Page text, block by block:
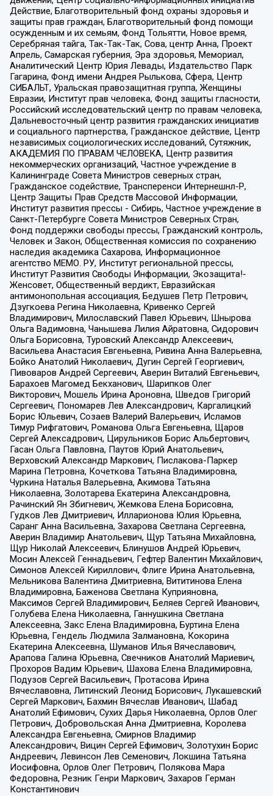
Действие, Благотворительный фонд охраны здоровья и
защиты прав граждан, Благотворительный фонд помощи
осужденным и их семьям, Фонд Тольятти, Новое время,
Серебряная тайга, Так-Так-Так, Сова, центр Анна, Проект
Апрель, Самарская губерния, Эра здоровья, Мемориал,
Аналитический Центр Юрия Левады, Издательство Парк
Гагарина, Фонд имени Андрея Рылькова, Сфера, Центр
СИБАЛЬТ, Уральская правозащитная группа, Женщины
Евразии, Институт прав человека, Фонд защиты гласности,
Российский исследовательский центр по правам человека,
Дальневосточный центр развития гражданских инициатив
и социального партнерства, Гражданское действие, Центр
независимых социологических исследований, Сутяжник,
АКАДЕМИЯ ПО ПРАВАМ ЧЕЛОВЕКА, Центр развития
некоммерческих организаций, Частное учреждение в
Калининграде Совета Министров северных стран,
Гражданское содействие, Трансперенси Интернешнл-Р,
Центр Защиты Прав Средств Массовой Информации,
Институт развития прессы - Сибирь, Частное учреждение в
Санкт-Петербурге Совета Министров Северных Стран,
Фонд поддержки свободы прессы, Гражданский контроль,
Человек и Закон, Общественная комиссия по сохранению
наследия академика Сахарова, Информационное
агентство МЕМО. РУ, Институт региональной прессы,
Институт Развития Свободы Информации, Экозащита!-
Женсовет, Общественный вердикт, Евразийская
антимонопольная ассоциация, Бедушев Петр Петрович,
Дзугкоева Регина Николаевна, Кривенко Сергей
Владимирович, Милославский Павел Юрьевич, Шнырова
Ольга Вадимовна, Чанышева Лилия Айратовна, Сидорович
Ольга Борисовна, Туровский Александр Алексеевич,
Васильева Анастасия Евгеньевна, Ривина Анна Валерьевна,
Бойко Анатолий Николаевич, Дугин Сергей Георгиевич,
Пивоваров Андрей Сергеевич, Аверин Виталий Евгеньевич,
Барахоев Магомед Бекханович, Шарипков Олег
Викторович, Мошель Ирина Ароновна, Шведов Григорий
Сергеевич, Пономарев Лев Александрович, Каргалицкий
Борис Юльевич, Созаев Валерий Валерьевич, Исламов
Тимур Рифгатович, Романова Ольга Евгеньевна, Щаров
Сергей Алексадрович, Цирульников Борис Альбертович,
Гасан Ольга Павловна, Паутов Юрий Анатольевич,
Верховский Александр Маркович, Пислакова-Паркер
Марина Петровна, Кочеткова Татьяна Владимировна,
Чуркина Наталья Валерьевна, Акимова Татьяна
Николаевна, Золотарева Екатерина Александровна,
Рачинский Ян Збигневич, Жемкова Елена Борисовна,
Гудков Лев Дмитриевич, Илларионова Юлия Юрьевна,
Саранг Анна Васильевна, Захарова Светлана Сергеевна,
Аверин Владимир Анатольевич, Щур Татьяна Михайловна,
Щур Николай Алексеевич, Блинушов Андрей Юрьевич,
Мосин Алексей Геннадьевич, Гефтер Валентин Михайлович,
Симонов Алексей Кириллович, Флиге Ирина Анатольевна,
Мельникова Валентина Дмитриевна, Вититинова Елена
Владимировна, Баженова Светлана Куприяновна,
Максимов Сергей Владимирович, Беляев Сергей Иванович,
Голубева Елена Николаевна, Ганнушкина Светлана
Алексеевна, Закс Елена Владимировна, Буртина Елена
Юрьевна, Гендель Людмила Залмановна, Кокорина
Екатерина Алексеевна, Шуманов Илья Вячеславович,
Арапова Галина Юрьевна, Свечников Анатолий Мариевич,
Прохоров Вадим Юрьевич, Шахова Елена Владимировна,
Подузов Сергей Васильевич, Протасова Ирина
Вячеславовна, Литинский Леонид Борисович, Лукашевский
Сергей Маркович, Бахмин Вячеслав Иванович, Шабад
Анатолий Ефимович, Сухих Дарья Николаевна, Орлов Олег
Петрович, Добровольская Анна Дмитриевна, Королева
Александра Евгеньевна, Смирнов Владимир
Александрович, Вицин Сергей Ефимович, Золотухин Борис
Андреевич, Левинсон Лев Семенович, Локшина Татьяна
Иосифовна, Орлов Олег Петрович, Полякова Мара
Федоровна, Резник Генри Маркович, Захаров Герман
Константинович